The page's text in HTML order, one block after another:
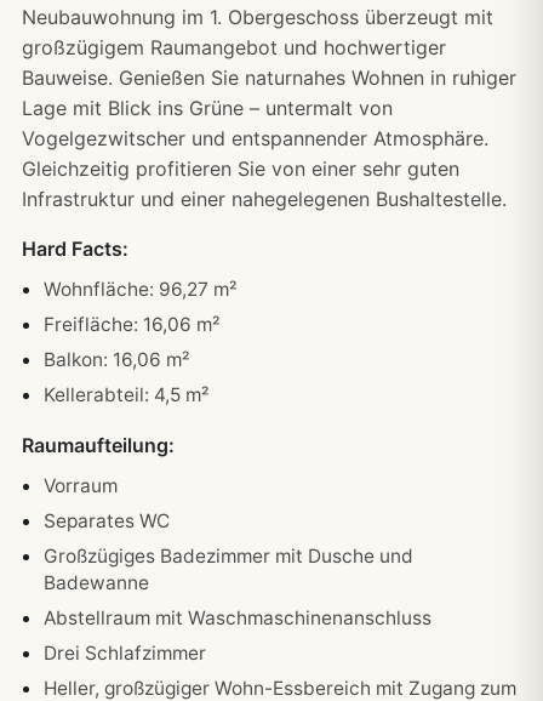
Neubauwohnung im 1. Obergeschoss überzeugt mit
großzügigem Raumangebot und hochwertiger
Bauweise. Genießen Sie naturnahes Wohnen in ruhiger
Lage mit Blick ins Grüne – untermalt von
Vogelgezwitscher und entspannender Atmosphäre.
Gleichzeitig profitieren Sie von einer sehr guten
Infrastruktur und einer nahegelegenen Bushaltestelle.
Hard Facts:
Wohnfläche: 96,27 m²
Freifläche: 16,06 m²
Balkon: 16,06 m²
Kellerabteil: 4,5 m²
Raumaufteilung:
Vorraum
Separates WC
Großzügiges Badezimmer mit Dusche und
Badewanne
Abstellraum mit Waschmaschinenanschluss
Drei Schlafzimmer
Heller, großzügiger Wohn-Essbereich mit Zugang zum